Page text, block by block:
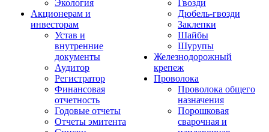
Экология
Акционерам и
инвесторам
Устав и
внутренние
документы
Аудитор
Регистратор
Финансовая
отчетность
Годовые отчеты
Отчеты эмитента
Гвозди
Дюбель-гвозди
Заклепки
Шайбы
Шурупы
Железнодорожный
крепеж
Проволока
Проволока общего
назначения
Порошковая
сварочная и